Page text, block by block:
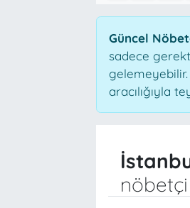
Güncel
sadece
aracılığıyla